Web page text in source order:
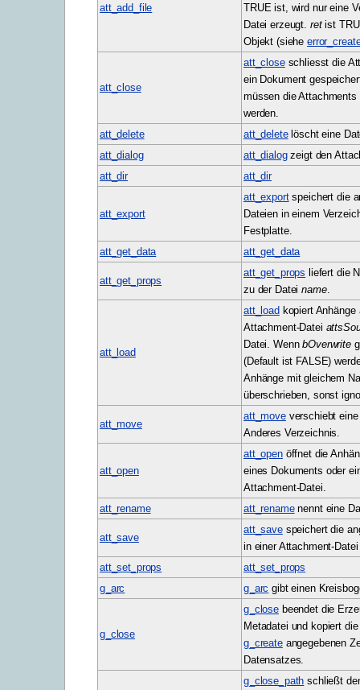
att_add_file
TRUE ist, wird nur eine
Datei erzeugt. retist
Objekt (siehe
att_close
att_closeschliesst die
ein Dokument
müssen die Attachments
werden.
att_delete
att_deletelöscht eine
att_dialog
att_dialogzeigt den
att_dir
att_dir
att_export
att_exportspeichert die
Dateien in einem
Festplatte.
att_get_data
att_get_data
att_get_props
att_get_props liefert die
zu der Dateiname.
att_load
att_load kopiert Anhänge
Attachment-Datei
Datei. WennbOverwrite
(Default ist FALSE)
Anhänge mit gleichem
überschrieben, sonst
att_move
att_moveverschiebt eine
Anderes Verzeichnis.
att_open
att_openöffnet die
eines Dokuments oder
Attachment-Datei.
att_rename
att_renamenennt eine
att_save
att_savespeichert die
in einer Attachment-
att_set_props
att_set_props
g_arc
g_arc gibt einen
g_close
g_close beendet die
Metadatei und kopiert
g_createangegebenen
Datensatzes.
g_close_path schließt